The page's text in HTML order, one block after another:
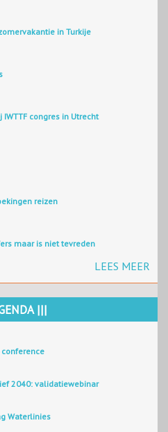
in Turkije
congres in Utrecht
reizen
maar is niet tevreden
LEES MEER
|||
2040: validatiewebinar
Waterlinies